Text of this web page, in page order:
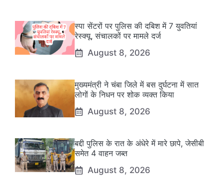
स्पा सेंटरों पर पुलिस की दबिश में 7 युवतियां
रेस्क्यू, संचालकों पर मामले दर्ज
August 8, 2026
मुख्यमंत्री ने चंबा जिले में बस दुर्घटना में सात
लोगों के निधन पर शोक व्यक्त किया
August 8, 2026
बद्दी पुलिस के रात के अंधेरे में मारे छापे, जेसीबी
समेत 4 वाहन जब्त
August 8, 2026